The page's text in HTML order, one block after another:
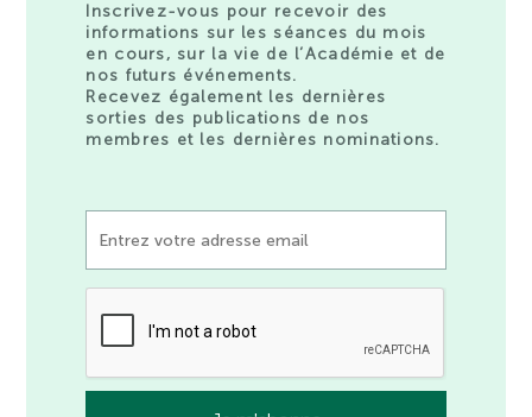
Inscrivez-vous pour recevoir des
informations sur les séances du mois
en cours, sur la vie de l’Académie et de
nos futurs événements.
Recevez également les dernières
sorties des publications de nos
membres et les dernières nominations.